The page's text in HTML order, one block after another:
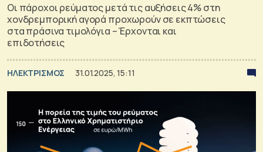
Οι πάροχοι ρεύματος μετά τις αυξήσεις 4% στη
χονδρεμπορική αγορά προχωρούν σε εκπτώσεις
στα πράσινα τιμολόγια – Έρχονται και
επιδοτήσεις
ΗΛΕΚΤΡΙΣΜΟΣ 31.01.2025, 15:11